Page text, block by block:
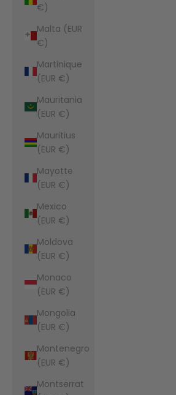
€)
Malta (EUR
€)
Martinique
(EUR €)
Mauritania
(EUR €)
Mauritius
(EUR €)
Mayotte
(EUR €)
Mexico
(EUR €)
Moldova
(EUR €)
Monaco
(EUR €)
Mongolia
(EUR €)
Montenegro
(EUR €)
Montserrat